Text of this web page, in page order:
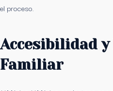
el proceso.
Accesibilidad
Familiar